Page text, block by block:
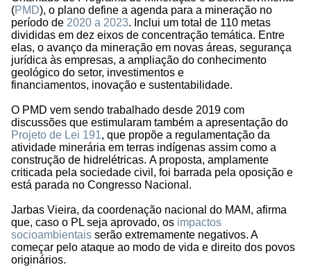
(PMD), o plano define a agenda para a mineração no
período de 2020 a 2023. Inclui um total de 110 metas
divididas em dez eixos de concentração temática. Entre
elas, o avanço da mineração em novas áreas, segurança
jurídica às empresas, a ampliação do conhecimento
geológico do setor, investimentos e
financiamentos, inovação e sustentabilidade.
O PMD vem sendo trabalhado desde 2019 com
discussões que estimularam também a apresentação do
Projeto de Lei 191, que propõe a regulamentação da
atividade minerária em terras indígenas assim como a
construção de hidrelétricas. A proposta, amplamente
criticada pela sociedade civil, foi barrada pela oposição e
está parada no Congresso Nacional.
Jarbas Vieira, da coordenação nacional do MAM, afirma
que, caso o PL seja aprovado, os impactos
socioambientais serão extremamente negativos. A
começar pelo ataque ao modo de vida e direito dos povos
originários.